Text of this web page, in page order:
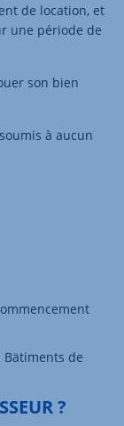
de location, et
une période de
son bien
à aucun
Bätiments de
?